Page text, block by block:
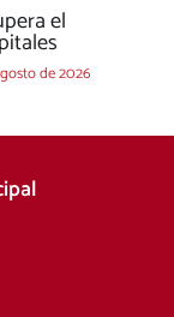
el
de 2026